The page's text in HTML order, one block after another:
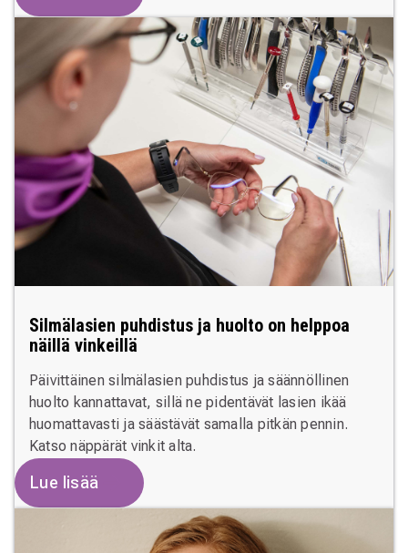
Silmälasien puhdistus ja huolto on helppoa
näillä vinkeillä
Päivittäinen silmälasien puhdistus ja säännöllinen
huolto kannattavat, sillä ne pidentävät lasien ikää
huomattavasti ja säästävät samalla pitkän pennin.
Katso näppärät vinkit alta.
Lue lisää